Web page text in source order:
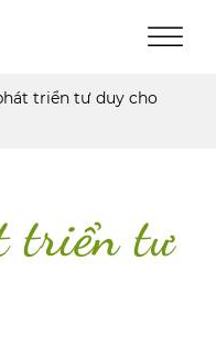
triển tư duy cho
triển tư